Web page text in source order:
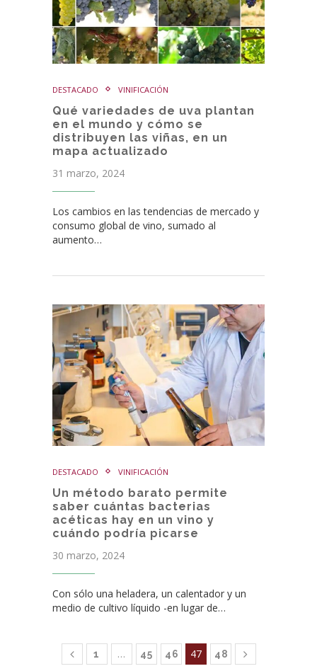
DESTACADO VINIFICACIÓN
Qué variedades de uva plantan
en el mundo y cómo se
distribuyen las viñas, en un
mapa actualizado
31 marzo, 2024
Los cambios en las tendencias de mercado y
consumo global de vino, sumado al
aumento…
DESTACADO VINIFICACIÓN
Un método barato permite
saber cuántas bacterias
acéticas hay en un vino y
cuándo podría picarse
30 marzo, 2024
Con sólo una heladera, un calentador y un
medio de cultivo líquido -en lugar de…
1 … 45 46 47 48